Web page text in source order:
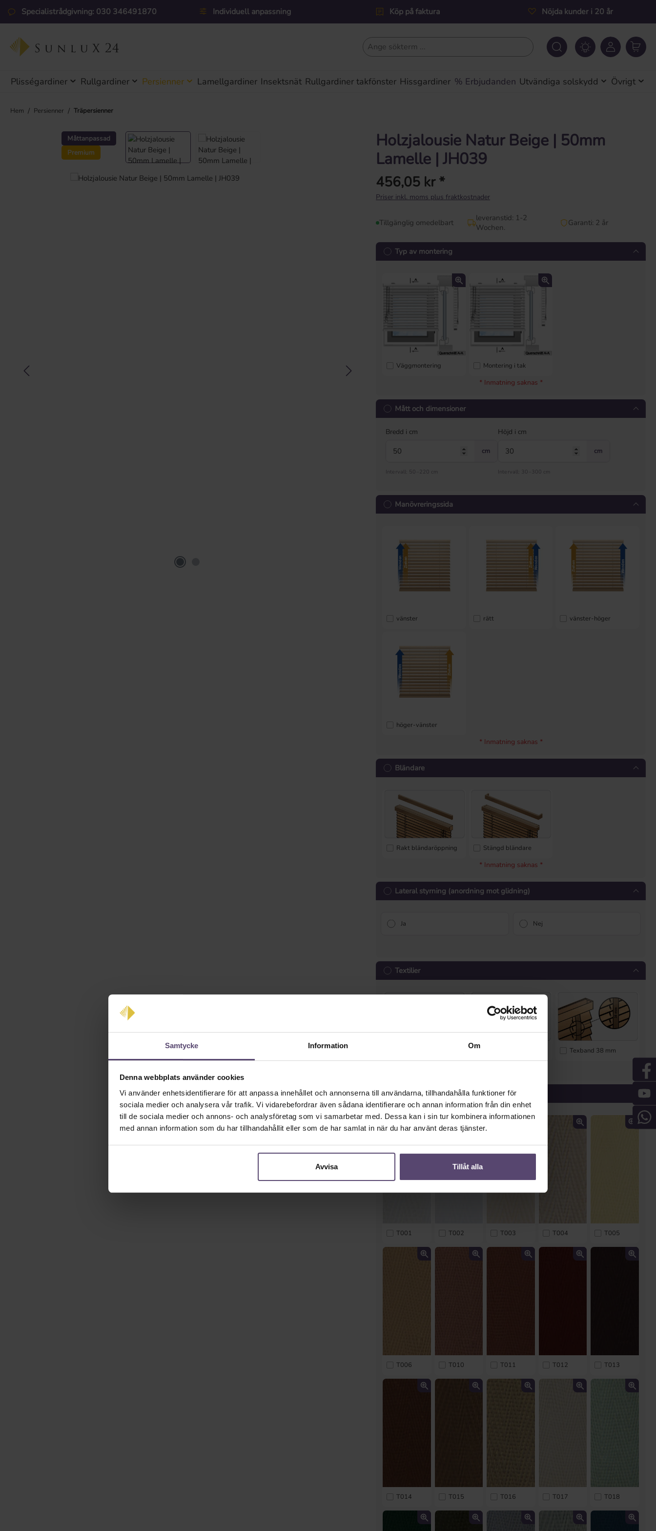
Samtycke Information Om
Denna webbplats använder cookies
Vi använder enhetsidentifierare för att anpassa innehållet och annonserna till användarna, tillhandahålla funktioner för
sociala medier och analysera vår trafik. Vi vidarebefordrar även sådana identifierare och annan information från din enhet
till de sociala medier och annons- och analysföretag som vi samarbetar med. Dessa kan i sin tur kombinera informationen
med annan information som du har tillhandahållit eller som de har samlat in när du har använt deras tjänster.
Avvisa Tillåt alla
till huvudinnehåll
Hoppa till sökning
Hoppa till huvudnavigering
Specialistrådgivning: 030 346491870 Individuell anpassning Köp på faktura Nöjda kunder i 20 år
Plisségardiner Rullgardiner Persienner Lamellgardiner Insektsnät Rullgardiner takfönster Hissgardiner % Erbjudanden Utvändiga solskydd Övrigt
Hem / Persienner / Träpersienner
Måttanpassad
Premium
Hoppa över bildgalleri
Holzjalousie Natur Beige | 50mm
Lamelle | JH039
Ordinarie pris:
456,05 kr *
Priser inkl. moms plus fraktkostnader
Tillgänglig omedelbart
leveranstid: 1-2
Wochen.
Garanti: 2 år
Typ av montering
Väggmontering Montering i tak
* Inmatning saknas *
Mått och dimensioner
Bredd i cm
cm
Intervall: 50–220 cm
Höjd i cm
cm
Intervall: 30–300 cm
Manövreringssida
vänster rätt vänster-höger
höger-vänster
* Inmatning saknas *
Bländare
Rakt bländaröppning Stängd bländare
* Inmatning saknas *
Lateral styrning (anordning mot glidning)
Ja Nej
Textilier
Texband 38 mm
Textbandets färg
T001 T002 T003 T004 T005
T006 T010 T011 T012 T013
T014 T015 T016 T017 T018